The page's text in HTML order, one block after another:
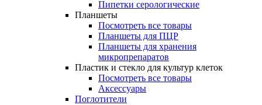
Пипетки серологические
Планшеты
Посмотреть все товары
Планшеты для ПЦР
Планшеты для хранения
микропрепаратов
Пластик и стекло для культур клеток
Посмотреть все товары
Аксессуары
Поглотители